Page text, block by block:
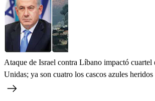
Ataque de Israel contra Líbano impactó cuartel
Unidas; ya son cuatro los cascos azules heridos